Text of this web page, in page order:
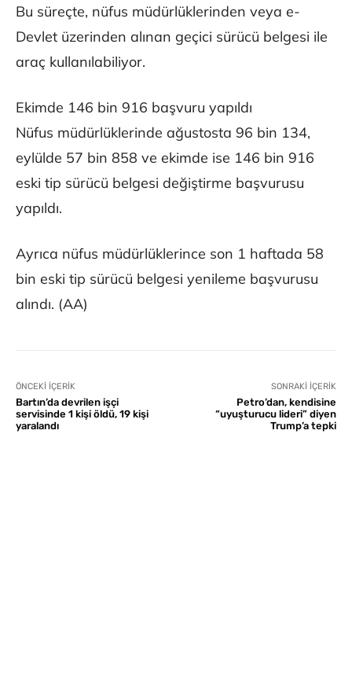
Bu süreçte, nüfus müdürlüklerinden veya e-
Devlet üzerinden alınan geçici sürücü belgesi ile
araç kullanılabiliyor.
Ekimde 146 bin 916 başvuru yapıldı
Nüfus müdürlüklerinde ağustosta 96 bin 134,
eylülde 57 bin 858 ve ekimde ise 146 bin 916
eski tip sürücü belgesi değiştirme başvurusu
yapıldı.
Ayrıca nüfus müdürlüklerince son 1 haftada 58
bin eski tip sürücü belgesi yenileme başvurusu
alındı. (AA)
ÖNCEKI İÇERIK
Bartın’da devrilen işçi
servisinde 1 kişi öldü, 19 kişi
yaralandı
SONRAKI İÇERIK
Petro’dan, kendisine
“uyuşturucu lideri” diyen
Trump’a tepki